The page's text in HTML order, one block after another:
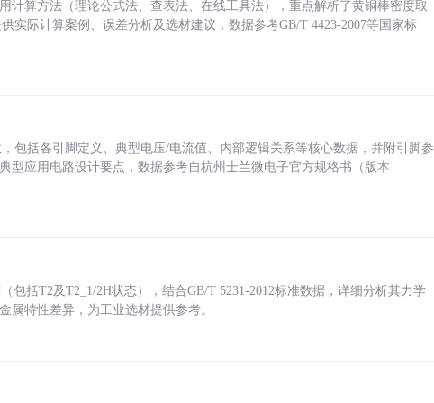
计算方法（理论公式法、查表法、在线工具法），重点解析了黄铜棒密度取
实际计算案例、误差分析及选材建议，数据参考GB/T 4423-2007等国家标
包括各引脚定义、典型电压/电流值、内部逻辑关系等核心数据，并附引脚参
型应用电路设计要点，数据参考自杭州士兰微电子官方规格书（版本
包括T2及T2_1/2H状态），结合GB/T 5231-2012标准数据，详细分析其力学
属特性差异，为工业选材提供参考。